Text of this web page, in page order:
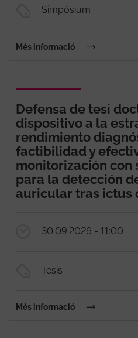
Simpòsium
Més informació
Defensa de tesi
dispositivo a la
rendimiento
factibilidad y
monitorización con
para la detección
auricular tras ictus
30.09.2026 - 11:00
Tesis
Més informació